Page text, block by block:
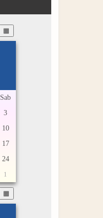
▦
Sab
3
10
17
24
1
▦